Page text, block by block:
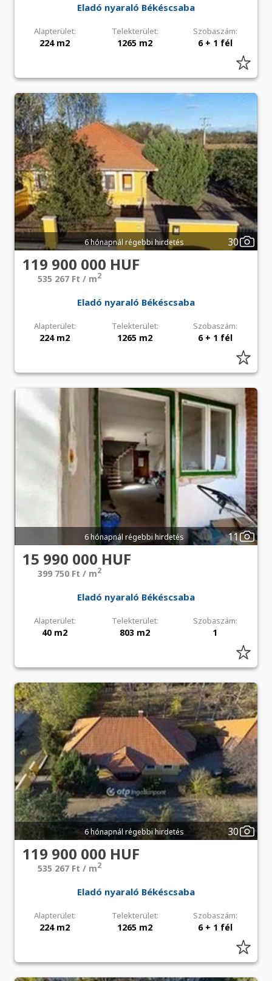
Eladó nyaraló Békéscsaba
Alapterület: Telekterület: Szobaszám:
224 m2 1265 m2 6 + 1 fél
6 hónapnál régebbi hirdetés 30
119 900 000 HUF
535 267 Ft / m2
Eladó nyaraló Békéscsaba
Alapterület: Telekterület: Szobaszám:
224 m2 1265 m2 6 + 1 fél
6 hónapnál régebbi hirdetés 11
15 990 000 HUF
399 750 Ft / m2
Eladó nyaraló Békéscsaba
Alapterület: Telekterület: Szobaszám:
40 m2 803 m2 1
6 hónapnál régebbi hirdetés 30
119 900 000 HUF
535 267 Ft / m2
Eladó nyaraló Békéscsaba
Alapterület: Telekterület: Szobaszám:
224 m2 1265 m2 6 + 1 fél